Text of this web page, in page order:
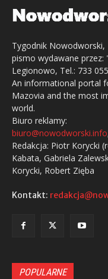
Tygodnik Nowodworski,
pismo wydawane przez:
Legionowo, Tel.: 733
An informational portal
Mazovia and the most
world.
Biuro reklamy:
biuro@nowodworski.info
Redakcja: Piotr Korycki
Kabata, Gabriela
Korycki, Robert Zięba
Kontakt:
POPULARNE